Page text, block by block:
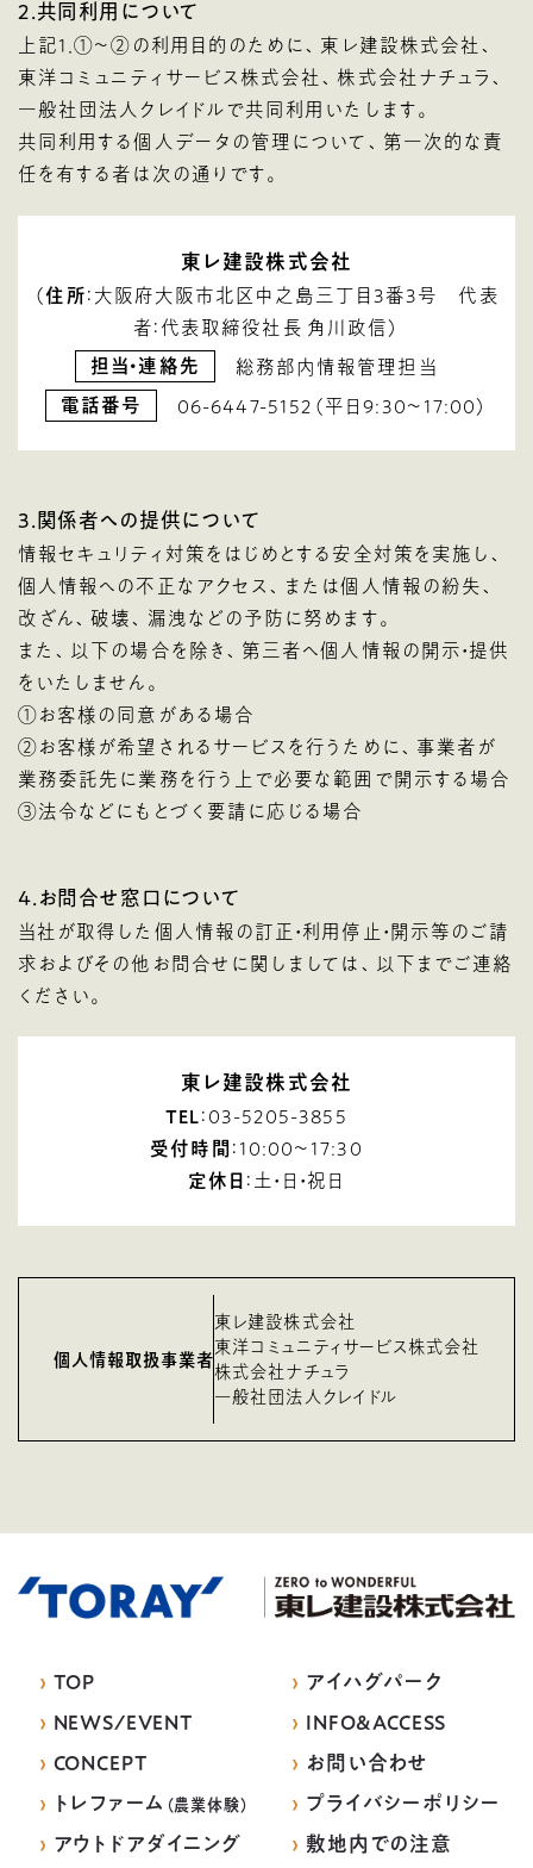
2．共同利用について
上記1．①～②の利用目的のために、東レ建設株式会社、
東洋コミュニティサービス株式会社、株式会社ナチュラ、
一般社団法人クレイドルで共同利用いたします。
共同利用する個人データの管理について、第一次的な責
任を有する者は次の通りです。
東レ建設株式会社
（住所：大阪府大阪市北区中之島三丁目3番3号 代表
者：代表取締役社長 角川政信）
担当・連絡先 総務部内情報管理担当
電話番号 06-6447-5152（平日9:30～17:00）
3．関係者への提供について
情報セキュリティ対策をはじめとする安全対策を実施し、
個人情報への不正なアクセス、または個人情報の紛失、
改ざん、破壊、漏洩などの予防に努めます。
また、以下の場合を除き、第三者へ個人情報の開示・提供
をいたしません。
①お客様の同意がある場合
②お客様が希望されるサービスを行うために、事業者が
業務委託先に業務を行う上で必要な範囲で開示する場合
③法令などにもとづく要請に応じる場合
4．お問合せ窓口について
当社が取得した個人情報の訂正・利用停止・開示等のご請
求およびその他お問合せに関しましては、以下までご連絡
ください。
東レ建設株式会社
TEL ：03-5205-3855
受付時間 ：10:00～17:30
定休日 ：土・日・祝日
個人情報取扱事業者
東レ建設株式会社
東洋コミュニティサービス株式会社
株式会社ナチュラ
一般社団法人クレイドル
› TOP
› NEWS/EVENT
› CONCEPT
›
トレファーム （農業体験）
› アウトドアダイニング
› アイハグパーク
› INFO&ACCESS
› お問い合わせ
› プライバシーポリシー
›敷地内での注意